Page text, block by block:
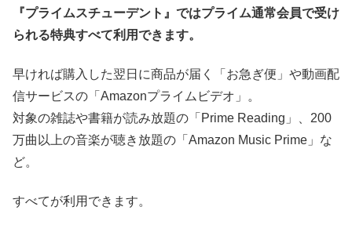
『プライムスチューデント』ではプライム通常会員で受け
られる特典すべて利用できます。
早ければ購入した翌日に商品が届く「お急ぎ便」や動画配
信サービスの「Amazonプライムビデオ」。
対象の雑誌や書籍が読み放題の「Prime Reading」、200
万曲以上の音楽が聴き放題の「Amazon Music Prime」な
ど。
すべてが利用できます。